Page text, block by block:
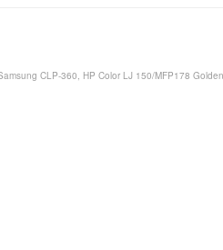
CLP-360, HP Color LJ 150/MFP178